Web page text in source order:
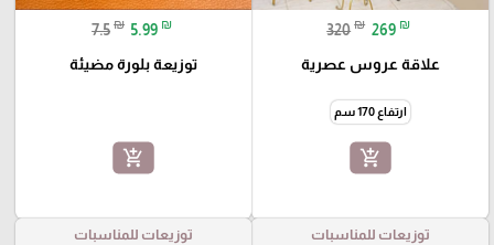
320 ₪ 269 ₪
علاقة عروس عصرية
ارتفاع 170 سم
add_shopping_cart
7.5 ₪ 5.99 ₪
توزيعة بلورة مضيئة
add_shopping_cart
توزيعات للمناسبات توزيعات للمناسبات